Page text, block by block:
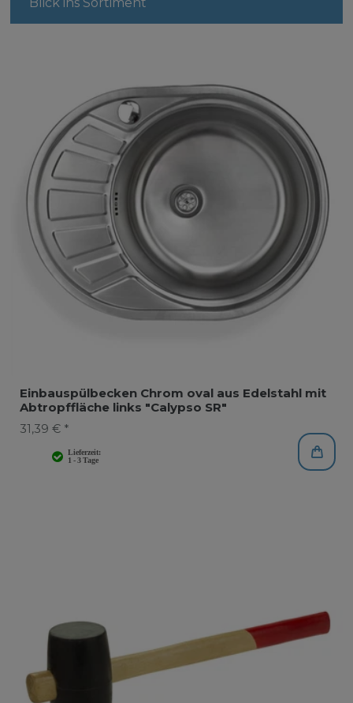
Blick ins Sortiment
Einbauspülbecken Chrom oval aus Edelstahl mit
Abtropffläche links "Calypso SR"
31,39 € *